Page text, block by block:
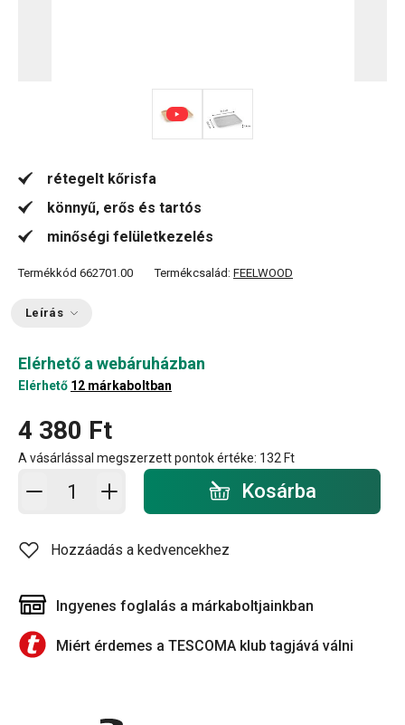
rétegelt kőrisfa
könnyű, erős és tartós
minőségi felületkezelés
Termékkód 662701.00 Termékcsalád: FEELWOOD
Leírás
Elérhető a webáruházban
Elérhető 12 márkaboltban
4 380 Ft
A vásárlással megszerzett pontok értéke: 132 Ft
Kosárba - mennyiség Kosárba
Hozzáadás a kedvencekhez
Ingyenes foglalás a márkaboltjainkban
Miért érdemes a TESCOMA klub tagjává válni